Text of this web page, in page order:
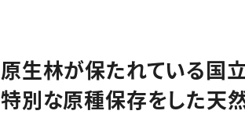
原生林が保たれている国
特別な原種保存をした天